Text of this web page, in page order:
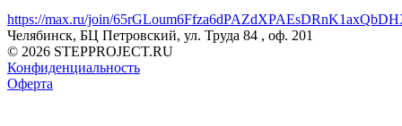
https://max.ru/join/
Челябинск, БЦ Петровский, ул. Труда 84 , оф. 201
© 2026 STEPPROJECT.RU
Конфиденциальность
Оферта